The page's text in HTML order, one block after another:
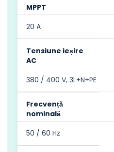
MPPT
20 A
Tensiune ieșire
AC
380 / 400 V, 3L+N+PE
Frecvență
nominală
50 / 60 Hz